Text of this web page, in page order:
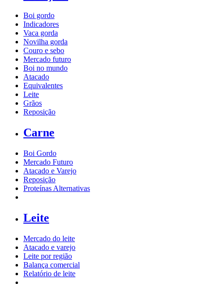
Boi gordo
Indicadores
Vaca gorda
Novilha gorda
Couro e sebo
Mercado futuro
Boi no mundo
Atacado
Equivalentes
Leite
Grãos
Reposição
Carne
Boi Gordo
Mercado Futuro
Atacado e Varejo
Reposição
Proteínas Alternativas
Leite
Mercado do leite
Atacado e varejo
Leite por região
Balança comercial
Relatório de leite